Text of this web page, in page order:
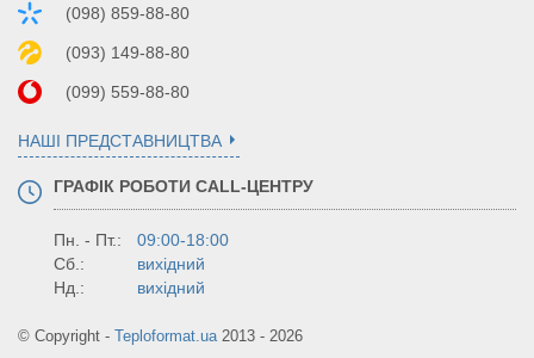
(098) 859-88-80
(093) 149-88-80
(099) 559-88-80
НАШІ ПРЕДСТАВНИЦТВА
ГРАФІК РОБОТИ CALL-ЦЕНТРУ
Пн. - Пт.:
09:00-18:00
Сб.:
вихідний
Нд.:
вихідний
© Copyright - Teploformat.ua2013 - 2026